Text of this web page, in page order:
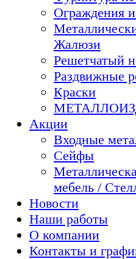
Ограждения
Жалюзи
Решетчатый
Раздвижные
Краски
Акции
Входные
Сейфы
мебель /
Новости
Наши работы
О компании
Контакты и